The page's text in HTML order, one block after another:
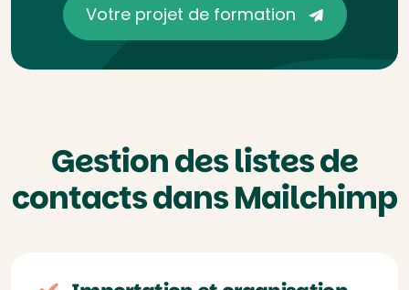
Votre projet de formation
Gestion des listes de
contacts dans Mailchimp